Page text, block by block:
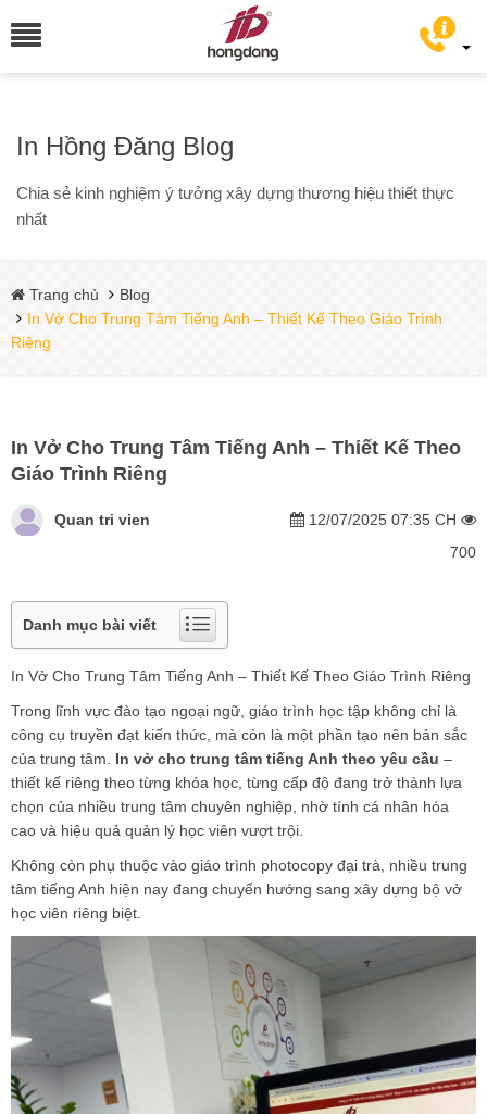
In Hồng Đăng Blog
Chia sẻ kinh nghiệm ý tưởng xây dựng thương hiệu thiết thực
nhất
Trang chủ
Blog
In Vở Cho Trung Tâm Tiếng Anh – Thiết Kế Theo Giáo Trình
Riêng
In Vở Cho Trung Tâm Tiếng Anh – Thiết Kế Theo
Giáo Trình Riêng
Quan tri vien
12/07/2025 07:35 CH
700
Danh mục bài viết
In Vở Cho Trung Tâm Tiếng Anh – Thiết Kế Theo Giáo Trình Riêng
Trong lĩnh vực đào tạo ngoại ngữ, giáo trình học tập không chỉ là
công cụ truyền đạt kiến thức, mà còn là một phần tạo nên bản sắc
của trung tâm.
In vở cho trung tâm tiếng Anh theo yêu cầu –
thiết kế riêng theo từng khóa học, từng cấp độ đang trở thành lựa
chọn của nhiều trung tâm chuyên nghiệp, nhờ tính cá nhân hóa
cao và hiệu quả quản lý học viên vượt trội.
Không còn phụ thuộc vào giáo trình photocopy đại trà, nhiều trung
tâm tiếng Anh hiện nay đang chuyển hướng sang xây dựng bộ vở
học viên riêng biệt.